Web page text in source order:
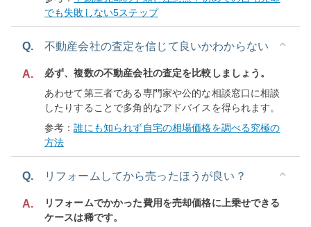
でも失敗しない5ステップ
Q. 不動産会社の査定を信じて良いかわからない
A.
必ず、複数の不動産会社の査定を比較しましょう。
あわせて第三者である専門家や公的な相談窓口に相談
したりすることで多角的なアドバイスを得られます。
参考：誰にも知られず自宅の相場価格を調べる究極の
方法
Q. リフォームしてから売ったほうが良い？
A.
リフォームでかかった費用を売却価格に上乗せできる
ケースは稀です。